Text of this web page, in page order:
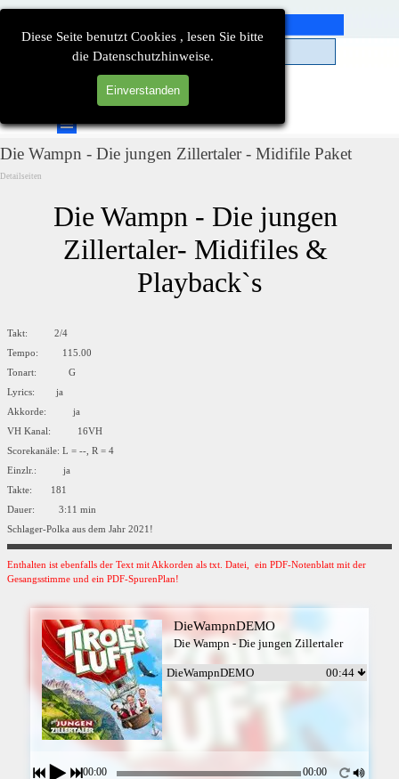
Diese Seite benutzt Cookies , lesen Sie bitte
die Datenschutzhinweise.
Einverstanden
Direkt zum Seiteninhalt
Menü überspringen
Die Wampn - Die jungen Zillertaler - Midifile Paket
Detailseiten
Die Wampn - Die jungen
Zillertaler- Midifiles &
Playback`s
Takt: 2/4
Tempo: 115.00
Tonart: G
Lyrics: ja
Akkorde: ja
VH Kanal: 16VH
Scorekanäle: L = --, R = 4
Einzlr.: ja
Takte: 181
Dauer: 3:11 min
Schlager-Polka aus dem Jahr 2021!
Enthalten ist ebenfalls der Text mit Akkorden als txt. Datei, ein PDF-Notenblatt mit der
Gesangsstimme und ein PDF-SpurenPlan!
DieWampnDEMO
Die Wampn - Die jungen Zillertaler
DieWampnDEMO 00:44
00:00 00:00